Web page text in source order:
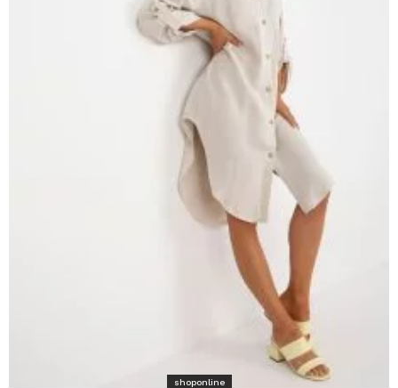
shoponline